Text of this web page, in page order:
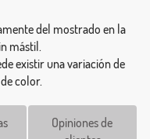
del mostrado en la
mástil.
existir una variación de
color.
Opiniones de